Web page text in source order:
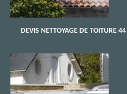
DEVIS NETTOYAGE DE TOITURE 44